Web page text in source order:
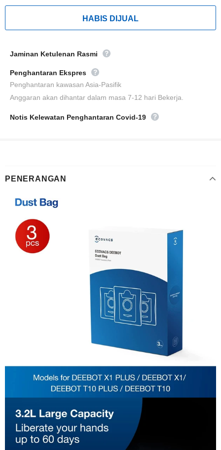
Jaminan Ketulenan Rasmi
Penghantaran Ekspres
Penghantaran kawasan Asia-Pasifik
Anggaran akan dihantar dalam masa 7-12 hari Bekerja.
Notis Kelewatan Penghantaran Covid-19
PENERANGAN